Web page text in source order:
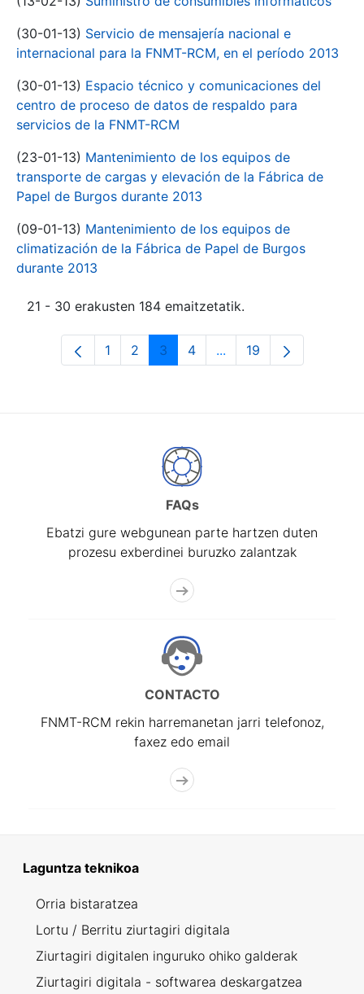
(30-01-13) Servicio de mensajería nacional e
internacional para la FNMT-RCM, en el período 2013
(30-01-13) Espacio técnico y comunicaciones del
centro de proceso de datos de respaldo para
servicios de la FNMT-RCM
(23-01-13) Mantenimiento de los equipos de
transporte de cargas y elevación de la Fábrica de
Papel de Burgos durante 2013
(09-01-13) Mantenimiento de los equipos de
climatización de la Fábrica de Papel de Burgos
durante 2013
21 - 30 erakusten 184 emaitzetatik.
Orrialdea
1 Orrialdea
2 Orrialdea
3 Orrialdea
4 ...Intermediate Pages
Orrialdea
19
FAQs
Ebatzi gure webgunean parte hartzen duten
prozesu exberdinei buruzko zalantzak
CONTACTO
FNMT-RCM rekin harremanetan jarri telefonoz,
faxez edo email
Laguntza teknikoa
Orria bistaratzea
Lortu / Berritu ziurtagiri digitala
Ziurtagiri digitalen inguruko ohiko galderak
Ziurtagiri digitala - softwarea deskargatzea